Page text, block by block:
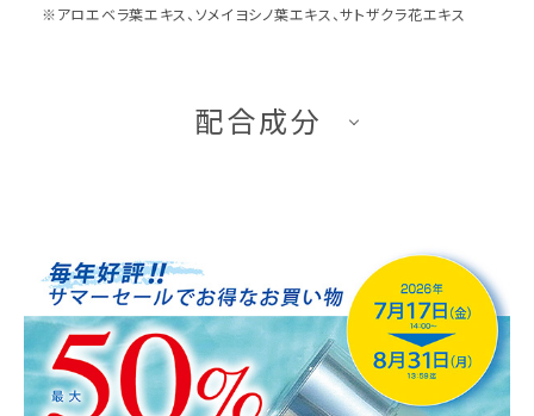
※アロエベラ葉エキス、ソメイヨシノ葉エキス、サトザクラ花エキス
配合成分